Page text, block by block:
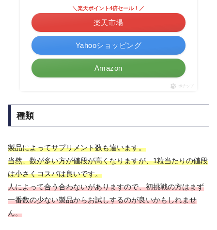
＼楽天ポイント4倍セール！／
楽天市場
Yahooショッピング
Amazon
ポチップ
種類
製品によってサプリメント数も違います。
当然、数が多い方が値段が高くなりますが、1粒当たりの値段
は小さくコスパは良いです。
人によって合う合わないがありますので、初挑戦の方はまず
一番数の少ない製品からお試しするのが良いかもしれませ
ん。